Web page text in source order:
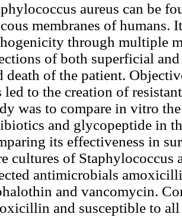
aureus can be
membranes of humans.
through multiple
of both superficial
death of the patient.
led to the creation of
was to compare in vitro
and glycopeptide in
its effectiveness in
cultures of Staphylococcus
antimicrobials
and vancomycin.
and susceptible to